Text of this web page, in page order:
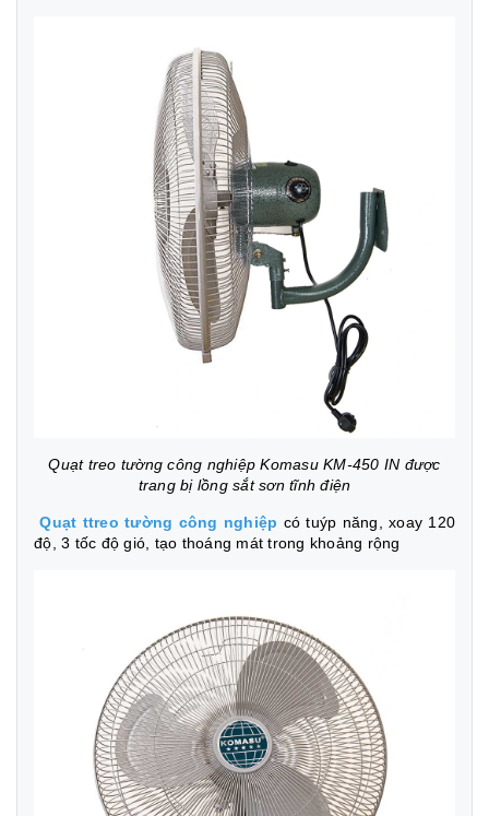
Quạt treo tường công nghiệp Komasu KM-450 IN được
trang bị lồng sắt sơn tĩnh điện
Quạt ttreo tường công nghiệp có tuýp năng, xoay 120
độ, 3 tốc độ gió, tạo thoáng mát trong khoảng rộng